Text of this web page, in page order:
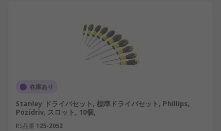
在庫あり
Stanley ドライバセット, 標準ドライバセット, Phillips,
Pozidriv, スロット, 10個,
RS品番 125-2052